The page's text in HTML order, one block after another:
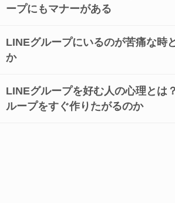
ープにもマナーがある
LINEグループにいるのが苦痛な時
か
LINEグループを好む人の心理とは
ループをすぐ作りたがるのか